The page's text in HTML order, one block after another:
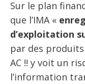
Sur le plan
que l’IMA «
d’exploitation
par des
AC !! y voit un
l’information